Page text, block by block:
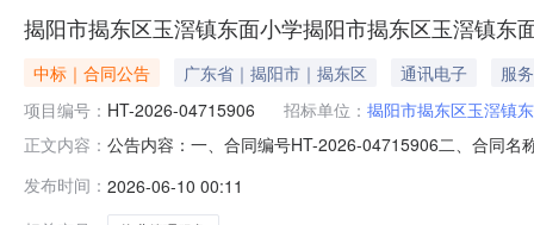
揭阳市揭东区玉滘镇东面小学揭阳市揭东区玉滘镇东
中标｜合同公告 广东省｜揭阳市｜揭东区 通讯电子
服务
项目编号： HT-2026-04715906 招标单位： 揭阳市揭东区玉滘镇
正文内容： 公告内容：一、合同编号HT-2026-04715906二、合同
方)：揭阳市揭东区博达教育咨询有限公司地址：埔田镇
发布时间： 2026-06-10 00:11